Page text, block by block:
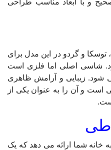
و با ابعاد مناسب طراحی
و گردو در این مدل برای
شاسی اصلی اما فلزی است
شود. زیبایی و آرامش ظاهری
و آن را به عنوان یکی از
به خانه شما ارائه می دهد که یک